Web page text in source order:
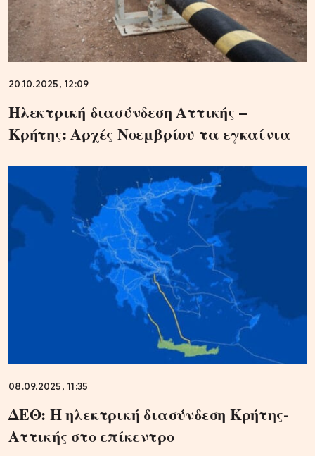
20.10.2025, 12:09
Ηλεκτρική διασύνδεση Αττικής –
Κρήτης: Αρχές Νοεμβρίου τα εγκαίνια
08.09.2025, 11:35
ΔΕΘ: H ηλεκτρική διασύνδεση Κρήτης-
Αττικής στο επίκεντρο